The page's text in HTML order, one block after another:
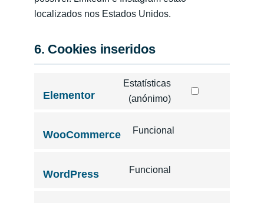
localizados nos Estados Unidos.
6. Cookies inseridos
Elementor
Estatísticas
(anónimo)
WooCommerce Funcional
WordPress Funcional